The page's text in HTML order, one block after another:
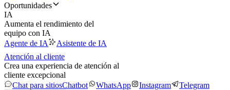
Oportunidades
IA
Aumenta el rendimiento del
equipo con IA
Agente de IA
Asistente de IA
Atención al cliente
Crea una experiencia de atención al
cliente excepcional
Chat para sitiosChatbot WhatsApp Instagram Telegram